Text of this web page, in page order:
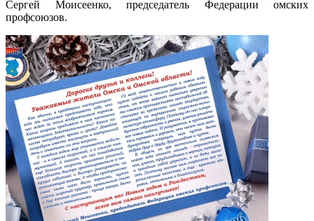
Сергей Моисеенко, председатель Федерации омских
профсоюзов.